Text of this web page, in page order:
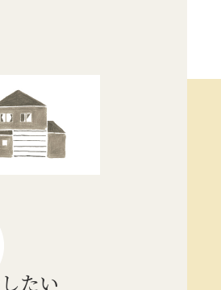
たい